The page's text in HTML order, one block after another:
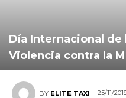
Día Internacional
Violencia contra la
BY ELITE TAXI 25/11/